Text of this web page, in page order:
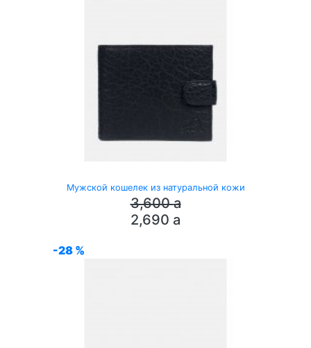
Мужской кошелек из натуральной кожи
3,600a
2,690 a
-28 %